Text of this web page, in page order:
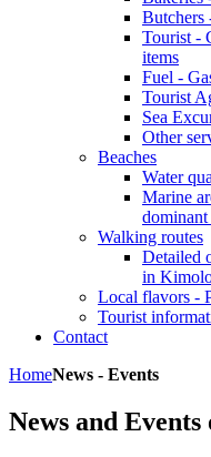
Butchers
Tourist -
items
Fuel -
Tourist
Sea
Other
Beaches
Water
Marine
dominant
Walking routes
Detailed
in
Local flavors -
Tourist
Contact
HomeNews - Events
News and